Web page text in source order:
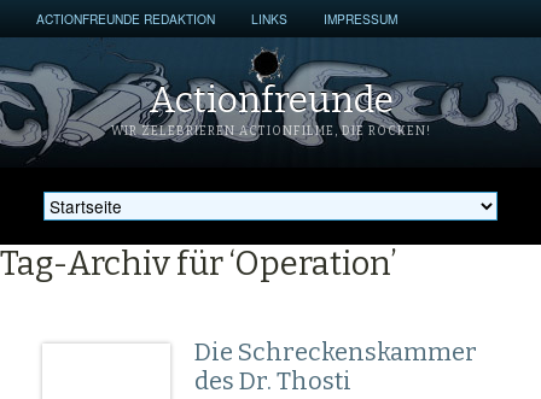
ACTIONFREUNDE REDAKTION LINKS IMPRESSUM
Actionfreunde
WIR ZELEBRIEREN ACTIONFILME, DIE ROCKEN!
Tag-Archiv für ‘Operation’
Die Schreckenskammer
des Dr. Thosti